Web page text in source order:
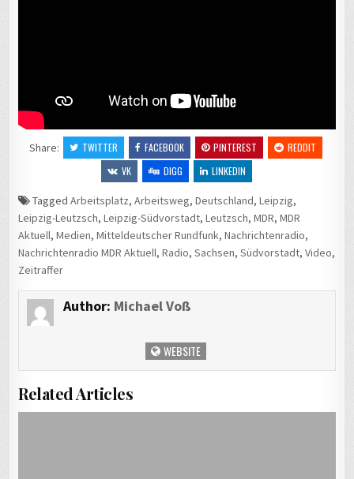
Share: TWITTER FACEBOOK PINTEREST
REDDIT
VK
DIGG LINKEDIN
TaggedArbeitsplatz,Arbeitsweg,Deutschland,Leipzig,
Leipzig-Leutzsch,Leipzig-Südvorstadt,Leutzsch,MDR,MDR
Aktuell,Medien,Mitteldeutscher Rundfunk,Nachrichtenradio,
Nachrichtenradio MDR Aktuell,Radio,Sachsen,Südvorstadt,Video,
Zeitraffer
Author: Michael Voß
WEBSITE
Related Articles